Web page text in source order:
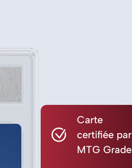
Carte
certifiée par
MTG Grade